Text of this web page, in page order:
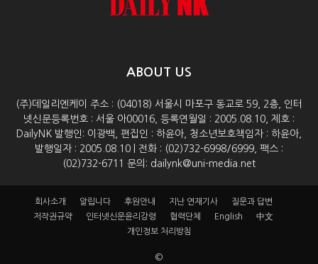
ABOUT US
(주)데일리엔케이 주소 : (04018) 서울시 마포구 동교로 59, 2층, 인터
넷신문등록번호 : 서울 아00016, 등록연월일 : 2005.08.10, 제호 :
DailyNK 발행인: 이광백, 편집인 : 하윤아, 청소년보호책임자 : 하윤아,
발행일자 : 2005.08.10 | 전화 : (02)732-6998/6999, 팩스 :
(02)732-6711 문의: dailynk@uni-media.net
회사소개 알립니다 후원안내 지난 연재기사
질문과 답변
저작권규약
인터넷신문윤리강령 협력단체 English
中文
개인정보 처리방침
©